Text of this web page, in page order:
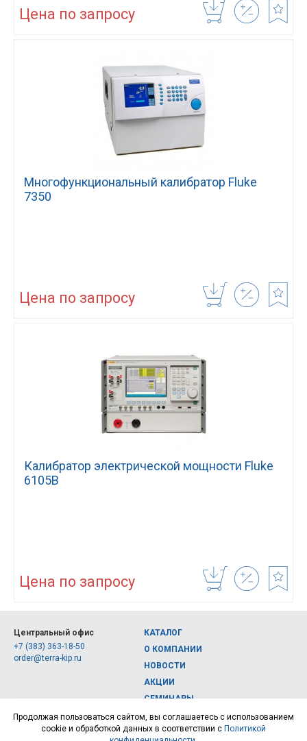
Цена по запросу
Многофункциональный калибратор Fluke
7350
Цена по запросу
Калибратор электрической мощности Fluke
6105B
Цена по запросу
Центральный офис
+7 (383) 363-18-50
order@terra-kip.ru
КАТАЛОГ
О КОМПАНИИ
НОВОСТИ
АКЦИИ
СЕМИНАРЫ
КОНТАКТЫ
Продолжая пользоваться сайтом, вы соглашаетесь с использованием
cookie и обработкой данных в соответствии с Политикой